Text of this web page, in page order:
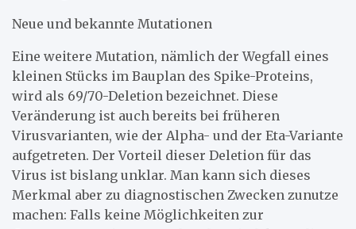
Neue und bekannte Mutationen
Eine weitere Mutation, nämlich der Wegfall eines
kleinen Stücks im Bauplan des Spike-Proteins,
wird als 69/70-Deletion bezeichnet. Diese
Veränderung ist auch bereits bei früheren
Virusvarianten, wie der Alpha- und der Eta-Variante
aufgetreten. Der Vorteil dieser Deletion für das
Virus ist bislang unklar. Man kann sich dieses
Merkmal aber zu diagnostischen Zwecken zunutze
machen: Falls keine Möglichkeiten zur